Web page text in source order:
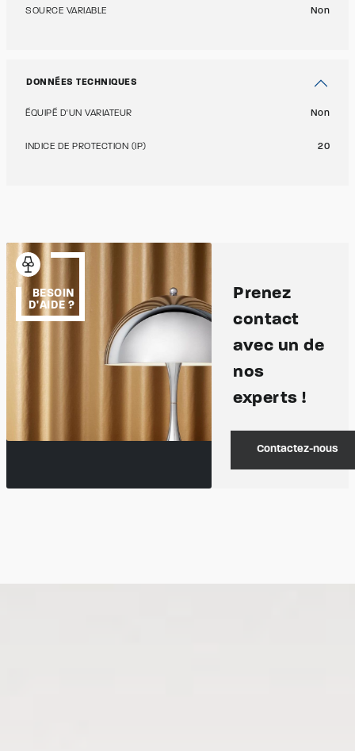
SOURCE VARIABLE Non
DONNÉES TECHNIQUES
ÉQUIPÉ D'UN VARIATEUR Non
INDICE DE PROTECTION (IP) 20
BESOIN
D'AIDE ?
Prenez
contact
avec un de
nos
experts !
Contactez-nous